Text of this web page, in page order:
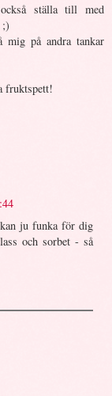
ställa till med
;)
mig på andra tankar
fruktspett!
ju funka för dig
och sorbet - så